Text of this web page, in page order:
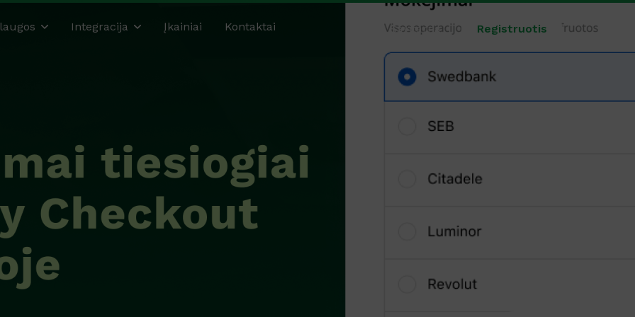
Integracija Įkainiai Kontaktai Savitarna Registruotis